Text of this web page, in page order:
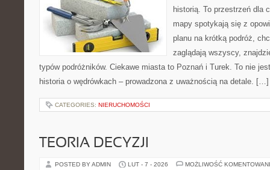
historią. To przestrzeń dla
mapy spotykają się z
planu na krótką podróż,
zaglądają wszyscy,
typów podróżników. Ciekawe miasta to Poznań i Turek. To nie
historia o wędrówkach – prowadzona z uważnością na detale. […]
CATEGORIES: NIERUCHOMOŚCI
TEORIA DECYZJI
POSTED BY ADMIN LUT - 7 - 2026 MOŻLIWOŚĆ